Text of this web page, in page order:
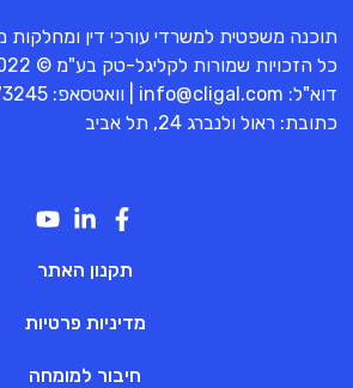
תוכנה משפטית למשרדי עורכי דין ומחלקות
כל הזכויות שמורות לקליגל-טק בע"מ © 2022
דוא"ל: info@cligal.com | וואטסאפ:
כתובת: ראול ולנברג 24, תל אביב
תקנון האתר
מדיניות פרטיות
חיבור למומחה